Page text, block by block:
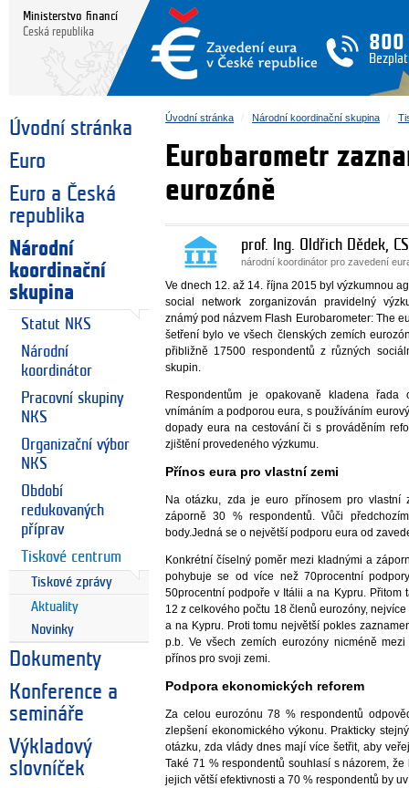
Ministerstvo financí
Česká republika
800
Úvodní stránka
Euro
Euro a Česká
republika
Národní
koordinační
skupina
Statut NKS
Národní
koordinátor
Pracovní skupiny
NKS
Organizační výbor
NKS
Období
redukovaných
příprav
Tiskové centrum
Tiskové zprávy
Aktuality
Novinky
Dokumenty
Konference a
semináře
Výkladový
slovníček
Úvodní stránka Národní koordinační skupina
Eurobarometr
eurozóně
prof. Ing. Oldřich Dědek,
národní koordinátor pro zavedení
Ve dnech 12. až 14. října 2015 byl výzkumnou
social network zorganizován pravidelný
známý pod názvem Flash Eurobarometer: The
šetření bylo ve všech členských zemích
přibližně 17500 respondentů z různých
skupin.
Respondentům je opakovaně kladena řada
vnímáním a podporou eura, s používáním
dopady eura na cestování či s prováděním
zjištění provedeného výzkumu.
Přínos eura pro vlastní zemi
Na otázku, zda je euro přínosem pro
záporně 30 % respondentů. Vůči
body.Jedná se o největší podporu eura od
Konkrétní číselný poměr mezi kladnými a
pohybuje se od více než 70procentní
50procentní podpoře v Itálii a na Kypru. Přitom
12 z celkového počtu 18 členů eurozóny,
a na Kypru. Proti tomu největší pokles
p.b. Ve všech zemích eurozóny nicméně
přínos pro svoji zemi.
Podpora ekonomických reforem
Za celou eurozónu 78 % respondentů
zlepšení ekonomického výkonu. Prakticky
otázku, zda vlády dnes mají více šetřit, aby
Také 71 % respondentů souhlasí s názorem,
jejich větší efektivnosti a 70 % respondentů by